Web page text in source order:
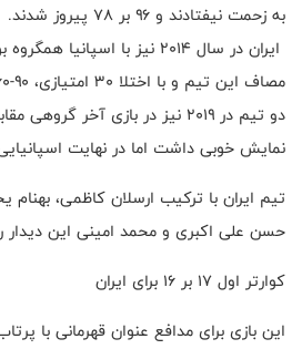
به زحمت نیفتادند و ۹۶ بر ۷۸ پیروز شدند.
ایران در سال ۲۰۱۴ نیز با
مصاف این تیم و با اختلا ۳۰ امتیازی، ۹۰-۶۰ شکست خورد.
دو تیم در ۲۰۱۹ نیز در بازی آخر
نمایش خوبی داشت اما در نهایت اسپانیایی‌ها ۷۳-۶۵ پیروز
تیم ایران با ترکیب ارسلان کاظمی، بهنام
حسن علی اکبری و محمد امینی این دیدار
کوارتر اول ۱۷ بر ۱۶ برای ایران
این بازی برای مدافع عنوان قهرمانی با